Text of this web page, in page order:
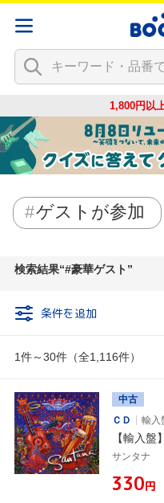
1,800円以
ゲストが参加
検索結果 #豪華ゲスト
条件を追加
1件～30件（全1,116件）
中古
ＣＤ
輸入
【輸入
サンタナ
¥330円